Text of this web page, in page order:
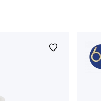
klasycznych
i wokół aparatów
200/1, 400/1 450 pulsacji /
w dziąsłach
w połączeniu ze